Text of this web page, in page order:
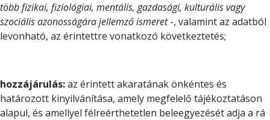
több fizikai, fiziológiai, mentális, gazdasági, kulturális vagy
szociális azonosságára jellemző ismeret-, valamint az adatból
levonható, az érintettre vonatkozó következtetés;
hozzájárulás:az érintett akaratának önkéntes és
határozott kinyilvánítása, amely megfelelő tájékoztatáson
alapul, és amellyel félreérthetetlen beleegyezését adja a rá